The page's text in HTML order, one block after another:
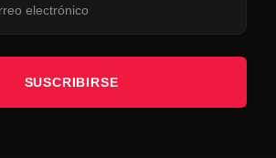
SUSCRIBIRSE